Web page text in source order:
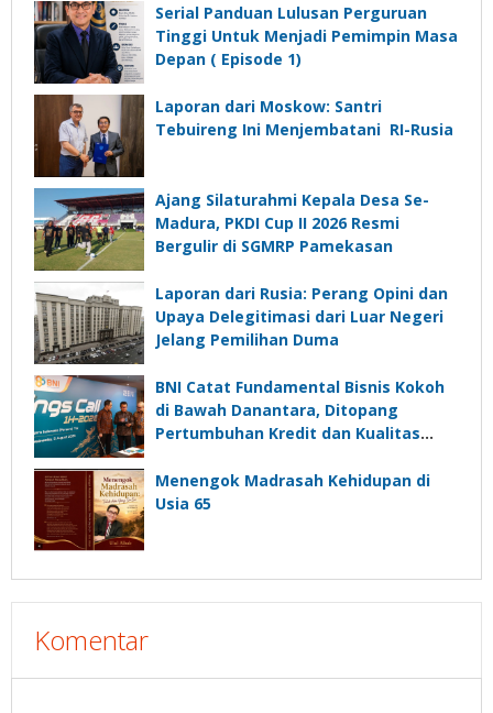
Depan”?
Serial Panduan Lulusan Perguruan
Tinggi Untuk Menjadi Pemimpin Masa
Depan ( Episode 1)
Laporan dari Moskow: Santri
Tebuireng Ini Menjembatani RI-Rusia
Ajang Silaturahmi Kepala Desa Se-
Madura, PKDI Cup II 2026 Resmi
Bergulir di SGMRP Pamekasan
Laporan dari Rusia: Perang Opini dan
Upaya Delegitimasi dari Luar Negeri
Jelang Pemilihan Duma
BNI Catat Fundamental Bisnis Kokoh
di Bawah Danantara, Ditopang
Pertumbuhan Kredit dan Kualitas
Menengok Madrasah Kehidupan di
Usia 65
Komentar